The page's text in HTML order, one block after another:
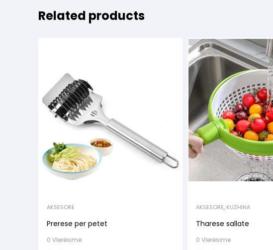
Related products
AKSESORE
Prerese per petet
0 Vlerësime
AKSESORE, KUZHINA
Tharese sallate
0 Vlerësime